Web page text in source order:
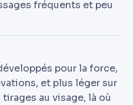
fréquents et peu
pour la force,
et plus léger sur
au visage, là où